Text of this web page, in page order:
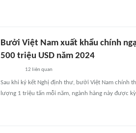
Bưởi Việt Nam xuất khẩu chính
500 triệu USD năm 2024
12 liên quan
Sau khi ký kết Nghị định thư, bưởi Việt Nam chính
lượng 1 triệu tấn mỗi năm, ngành hàng này được